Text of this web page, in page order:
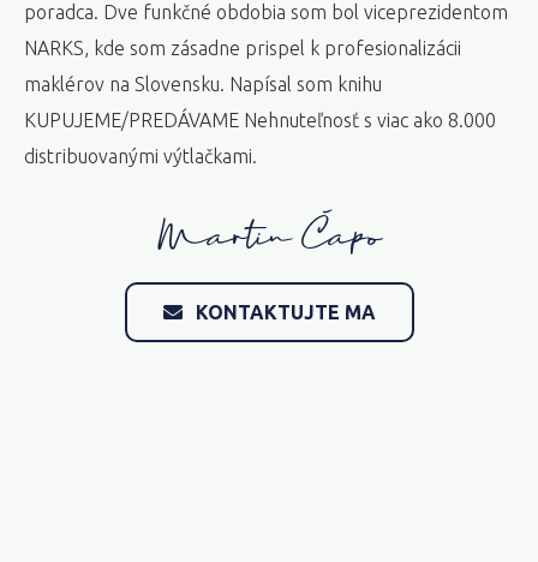
poradca. Dve funkčné obdobia som bol viceprezidentom
NARKS, kde som zásadne prispel k profesionalizácii
maklérov na Slovensku. Napísal som knihu
KUPUJEME/PREDÁVAME Nehnuteľnosť s viac ako 8.000
distribuovanými výtlačkami.
Martin Čapo
KONTAKTUJTE MA